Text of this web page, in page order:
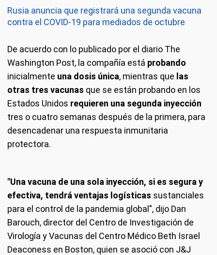
Rusia anuncia que registrará una segunda vacuna
contra el COVID-19 para mediados de octubre
De acuerdo con lo publicado por el diario The
Washington Post, la compañía está probando
inicialmente una dosis única, mientras que las
otras tres vacunas que se están probando en los
Estados Unidos requieren una segunda inyección
tres o cuatro semanas después de la primera, para
desencadenar una respuesta inmunitaria
protectora.
"Una vacuna de una sola inyección, si es segura y
efectiva, tendrá ventajas logísticas sustanciales
para el control de la pandemia global", dijo Dan
Barouch, director del Centro de Investigación de
Virología y Vacunas del Centro Médico Beth Israel
Deaconess en Boston, quien se asoció con J&J